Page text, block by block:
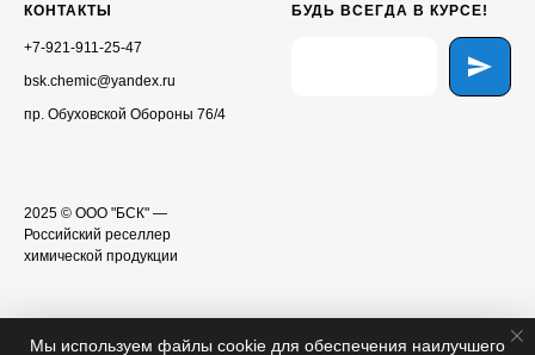
Мы используем файлы cookie для обеспечения наилучшего
КОНТАКТЫ
+7-921-911-25-47
bsk.chemic@yandex.ru
пр. Обуховской Обороны 76/4
БУДЬ ВСЕГДА В КУРСЕ!
2025 © ООО "БСК" —
Российский реселлер
химической продукции